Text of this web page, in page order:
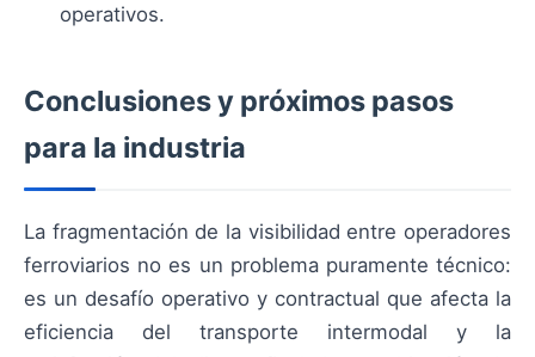
operativos.
Conclusiones y próximos pasos
para la industria
La fragmentación de la visibilidad entre operadores
ferroviarios no es un problema puramente técnico:
es un desafío operativo y contractual que afecta la
eficiencia del transporte intermodal y la